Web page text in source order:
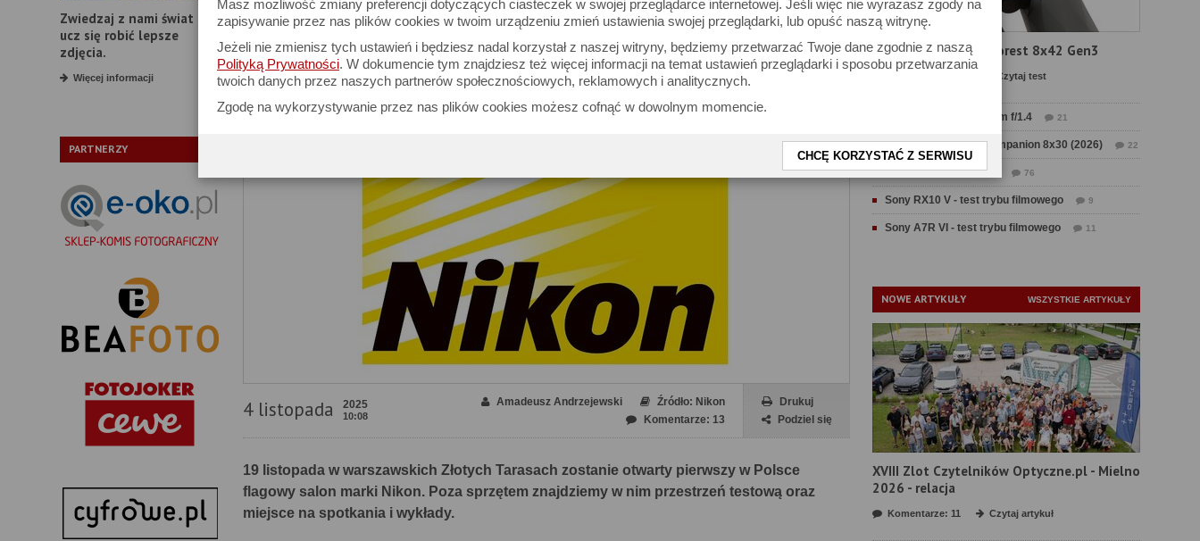
Masz możliwość zmiany preferencji dotyczących ciasteczek w swojej przeglądarce internetowej. Jeśli więc nie wyrażasz zgody na
zapisywanie przez nas plików cookies w twoim urządzeniu zmień ustawienia swojej przeglądarki, lub opuść naszą witrynę.
Jeżeli nie zmienisz tych ustawień i będziesz nadal korzystał z naszej witryny, będziemy przetwarzać Twoje dane zgodnie z naszą
Polityką Prywatności. W dokumencie tym znajdziesz też więcej informacji na temat ustawień przeglądarki i sposobu przetwarzania
twoich danych przez naszych partnerów społecznościowych, reklamowych i analitycznych.
Zgodę na wykorzystywanie przez nas plików cookies możesz cofnąć w dowolnym momencie.
CHCĘ KORZYSTAĆ Z SERWISU
Zwiedzaj z nami świat i
ucz się robić lepsze
zdjęcia.
Więcej informacji
PARTNERZY
4 listopada 2025
10:08
Drukuj
Podziel się
Źródło: Nikon
Amadeusz Andrzejewski
Komentarze: 13
19 listopada w warszawskich Złotych Tarasach zostanie otwarty pierwszy w Polsce
flagowy salon marki Nikon. Poza sprzętem znajdziemy w nim przestrzeń testową oraz
miejsce na spotkania i wykłady.
Test Delta Optical Forest 8x42 Gen3
Czytaj test
Test Sirui Aurora 35 mm f/1.4 21
Test Swarovski CL Companion 8x30 (2026) 22
Test Fujifilm GFX 100 II 76
Sony RX10 V - test trybu filmowego 9
Sony A7R VI - test trybu filmowego 11
NOWE ARTYKUŁY WSZYSTKIE ARTYKUŁY
XVIII Zlot Czytelników Optyczne.pl - Mielno
2026 - relacja
Komentarze: 11 Czytaj artykuł